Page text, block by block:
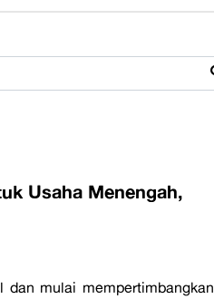
Usaha Menengah,
dan mulai mempertimbangkan